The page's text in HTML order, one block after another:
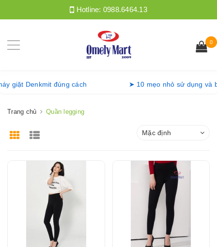
Hotline: 0988.6464.13
0
giặt Denkmit đúng cách ➤ 10 mẹo nhỏ sử dụng
Trang chủ Quần legging
Mặc định